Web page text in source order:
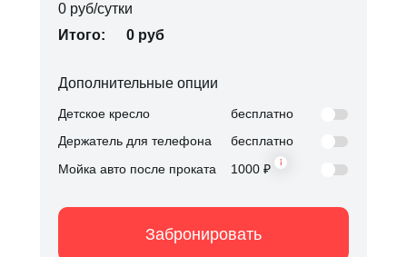
0 руб/сутки
Итого:
0 руб
Дополнительные опции
бесплатно
бесплатно
1000 ₽
Мойка авто после проката
Держатель для телефона
Детское кресло
Забронировать
Калининград, ул.
Верхнеозерная 24